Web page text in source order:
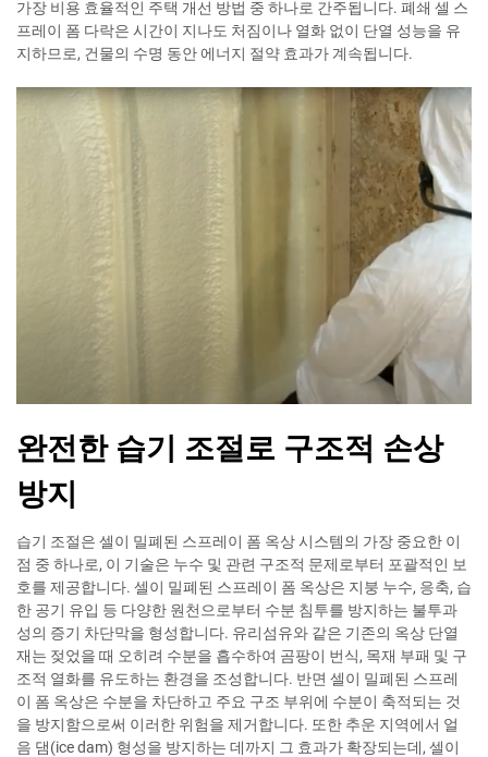
가장 비용 효율적인 주택 개선 방법 중 하나로 간주됩니다. 폐쇄 셀 스
프레이 폼 다락은 시간이 지나도 처짐이나 열화 없이 단열 성능을 유
지하므로, 건물의 수명 동안 에너지 절약 효과가 계속됩니다.
완전한 습기 조절로 구조적 손상
방지
습기 조절은 셀이 밀폐된 스프레이 폼 옥상 시스템의 가장 중요한 이
점 중 하나로, 이 기술은 누수 및 관련 구조적 문제로부터 포괄적인 보
호를 제공합니다. 셀이 밀폐된 스프레이 폼 옥상은 지붕 누수, 응축, 습
한 공기 유입 등 다양한 원천으로부터 수분 침투를 방지하는 불투과
성의 증기 차단막을 형성합니다. 유리섬유와 같은 기존의 옥상 단열
재는 젖었을 때 오히려 수분을 흡수하여 곰팡이 번식, 목재 부패 및 구
조적 열화를 유도하는 환경을 조성합니다. 반면 셀이 밀폐된 스프레
이 폼 옥상은 수분을 차단하고 주요 구조 부위에 수분이 축적되는 것
을 방지함으로써 이러한 위험을 제거합니다. 또한 추운 지역에서 얼
음 댐(ice dam) 형성을 방지하는 데까지 그 효과가 확장되는데, 셀이